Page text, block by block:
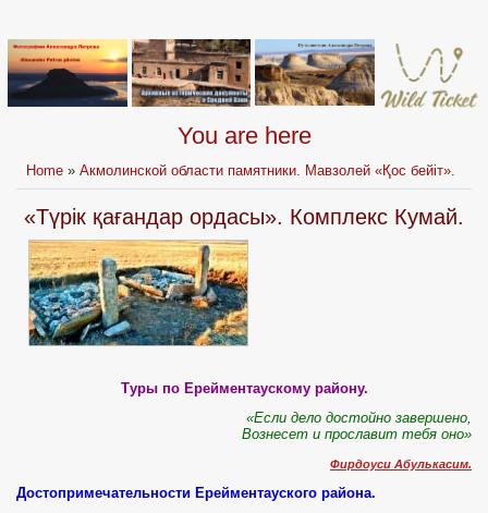
You are here
Home »Акмолинской области памятники. Мавзолей «Қос бейіт».
«Түрік қағандар ордасы». Комплекс Кумай.
Туры по Ерейментаускому району.
«Если дело достойно завершено,
Вознесет и прославит тебя оно»
Фирдоуси Абулькасим.
Достопримечательности Ерейментауского района.